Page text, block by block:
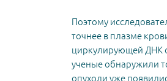
Поэтому
точнее в плазме
циркулирующей ДНК
ученые обнаружили
опухоли уже